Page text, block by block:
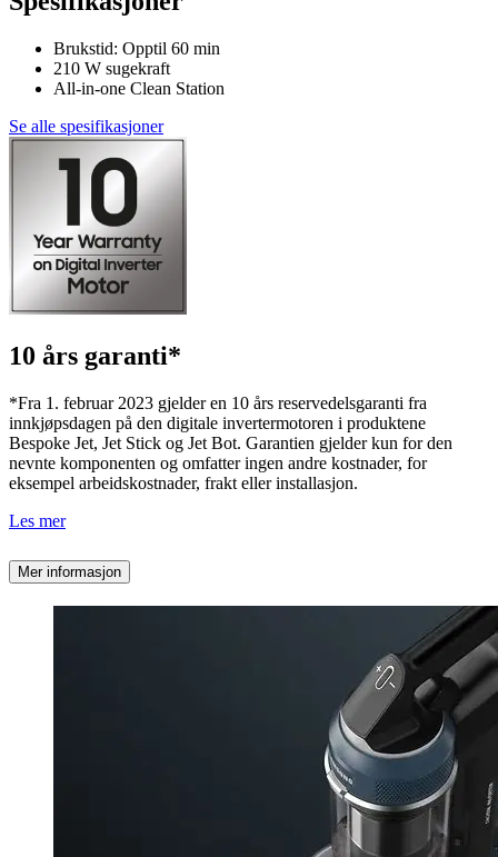
Brukstid: Opptil 60 min
210 W sugekraft
All-in-one Clean Station
Se alle spesifikasjoner
10 års garanti*
*Fra 1. februar 2023 gjelder en 10 års reservedelsgaranti fra
innkjøpsdagen på den digitale invertermotoren i produktene
Bespoke Jet, Jet Stick og Jet Bot. Garantien gjelder kun for den
nevnte komponenten og omfatter ingen andre kostnader, for
eksempel arbeidskostnader, frakt eller installasjon.
Les mer
Mer informasjon